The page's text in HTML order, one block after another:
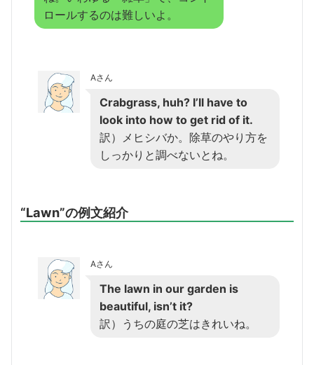
ロールするのは難しいよ。
Aさん
Crabgrass, huh? I’ll have to
look into how to get rid of it.
訳）メヒシバか。除草のやり方を
しっかりと調べないとね。
“Lawn”の例文紹介
Aさん
The lawn in our garden is
beautiful, isn’t it?
訳）うちの庭の芝はきれいね。